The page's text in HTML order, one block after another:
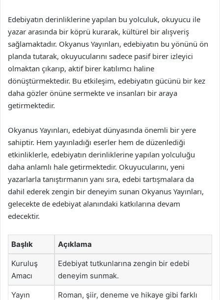
Edebiyatın derinliklerine yapılan bu yolculuk, okuyucu ile
yazar arasında bir köprü kurarak, kültürel bir alışveriş
sağlamaktadır. Okyanus Yayınları, edebiyatın bu yönünü ön
planda tutarak, okuyucularını sadece pasif birer izleyici
olmaktan çıkarıp, aktif birer katılımcı haline
dönüştürmektedir. Bu etkileşim, edebiyatın gücünü bir kez
daha gözler önüne sermekte ve insanları bir araya
getirmektedir.
Okyanus Yayınları, edebiyat dünyasında önemli bir yere
sahiptir. Hem yayınladığı eserler hem de düzenlediği
etkinliklerle, edebiyatın derinliklerine yapılan yolculuğu
daha anlamlı hale getirmektedir. Okuyucularını, yeni
yazarlarla tanıştırmanın yanı sıra, edebi tartışmalara da
dahil ederek zengin bir deneyim sunan Okyanus Yayınları,
gelecekte de edebiyat alanındaki katkılarına devam
edecektir.
Başlık Açıklama
Kuruluş
Amacı
Edebiyat tutkunlarına zengin bir edebi
deneyim sunmak.
Yayın
Roman, şiir, deneme ve hikaye gibi farklı